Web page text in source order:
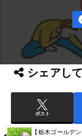
シェアし
ポスト
【栃木ゴールデ